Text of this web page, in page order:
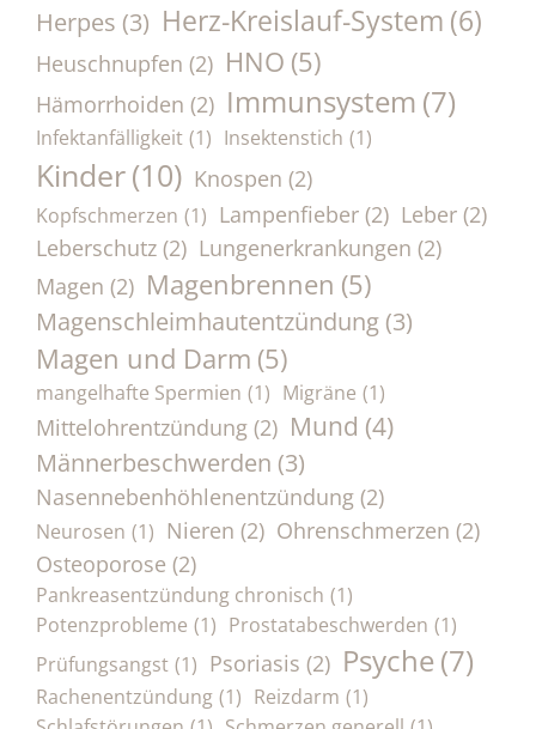
Herpes (3) Herz-Kreislauf-System (6)
Heuschnupfen (2) HNO (5)
Hämorrhoiden (2) Immunsystem (7)
Infektanfälligkeit (1) Insektenstich (1)
Kinder(10) Knospen (2)
Kopfschmerzen (1) Lampenfieber (2) Leber (2)
Leberschutz (2) Lungenerkrankungen (2)
Magen (2) Magenbrennen (5)
Magenschleimhautentzündung (3)
Magen und Darm (5)
mangelhafte Spermien (1) Migräne (1)
Mittelohrentzündung (2) Mund (4)
Männerbeschwerden (3)
Nasennebenhöhlenentzündung (2)
Neurosen (1) Nieren (2) Ohrenschmerzen (2)
Osteoporose (2)
Pankreasentzündung chronisch (1)
Potenzprobleme (1) Prostatabeschwerden (1)
Prüfungsangst (1) Psoriasis (2) Psyche (7)
Rachenentzündung (1) Reizdarm (1)